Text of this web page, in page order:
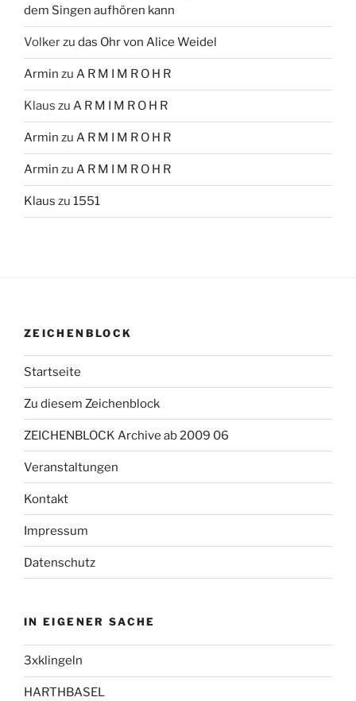
dem Singen aufhören kann
Volkerzu das Ohr von Alice Weidel
Armin zu A R M I M R O H R
Klaus zu A R M I M R O H R
Armin zu A R M I M R O H R
Armin zu A R M I M R O H R
Klaus zu 1551
ZEICHENBLOCK
Startseite
Zu diesem Zeichenblock
ZEICHENBLOCK Archive ab 2009 06
Veranstaltungen
Kontakt
Impressum
Datenschutz
IN EIGENER SACHE
3xklingeln
HARTHBASEL